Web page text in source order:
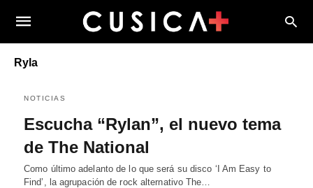
Ryla
NOTICIAS
Escucha “Rylan”, el nuevo tema
de The National
Como último adelanto de lo que será su disco ‘I Am Easy to
Find’, la agrupación de rock alternativo The…